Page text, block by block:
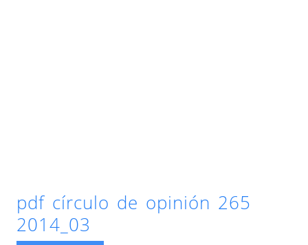
pdf círculo de opinión 265
2014_03